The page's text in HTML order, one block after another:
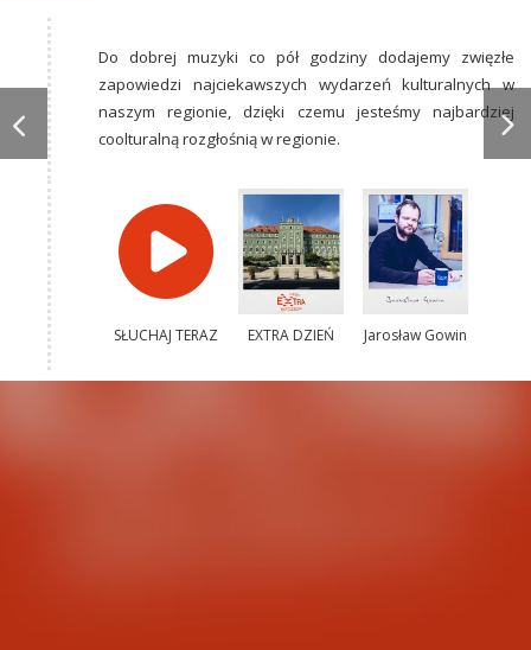
Do dobrej muzyki co pół godziny dodajemy zwięzłe
zapowiedzi najciekawszych wydarzeń kulturalnych w
naszym regionie, dzięki czemu jesteśmy najbardziej
coolturalną rozgłośnią w regionie.
SŁUCHAJ TERAZ EXTRA DZIEŃ Jarosław Gowin